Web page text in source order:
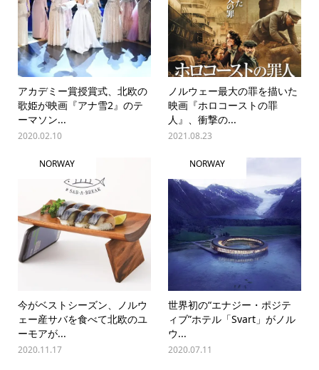
アカデミー賞授賞式、北欧の
歌姫が映画『アナ雪2』のテ
ーマソン...
2020.02.10
ノルウェー最大の罪を描いた
映画『ホロコーストの罪
人』、衝撃の...
2021.08.23
NORWAY
今がベストシーズン、ノルウ
ェー産サバを食べて北欧のユ
ーモアが...
2020.11.17
NORWAY
世界初の“エナジー・ポジテ
ィブ”ホテル「Svart」がノル
ウ...
2020.07.11